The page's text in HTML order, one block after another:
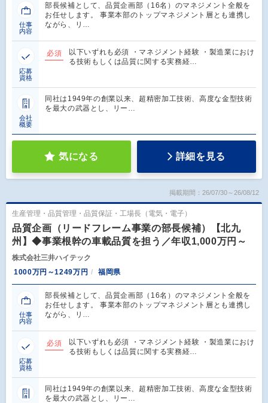
仕事
内容
部長候補として、品質企画部（16名）のマネジメント全般を
お任せします。 事業本部のトップマネジメント層とも連携し
ながら、リ…
応募
資格
必須
以下いずれも必須 ・マネジメント経験 ・製造業におけ
る技術もしくは品質に関する実務経…
会社
概要
同社は1949年の創業以来、超精密加工技術、高度な金型技術
を最大の武器とし、リー…
気になる 詳細を見る
掲載期間：26/07/30～26/08/12
生産管理・品質管理・品質保証・工場長（電気・電子）
品質企画（リードフレーム事業の部長候補）【北九
州】◆事業根幹の車載品質を担う／年収1,000万円～
株式会社三井ハイテック
1000万円～1249万円
福岡県
仕事
内容
部長候補として、品質企画部（16名）のマネジメント全般を
お任せします。 事業本部のトップマネジメント層とも連携し
ながら、リ…
応募
資格
必須
以下いずれも必須 ・マネジメント経験 ・製造業におけ
る技術もしくは品質に関する実務経…
同社は1949年の創業以来、超精密加工技術、高度な金型技術
を最大の武器とし、リー…